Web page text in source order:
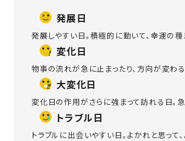
発展日
発展しやすい日。積極的に動いて、幸運の種
変化日
物事の流れが急に止まったり、方向が変わ
大変化日
変化日の作用がさらに強まって訪れる日。
トラブル日
トラブルに出会いやすい日。よかれと思って